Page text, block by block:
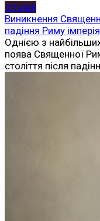
Історія
Виникнення
падіння Риму
Однією з
поява Священної
століття після